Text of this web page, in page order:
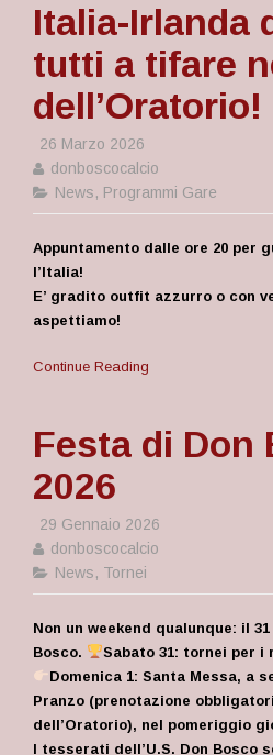
Italia-Irlanda
tutti a tifare
dell’Oratorio!
26 Marzo 2026
donboscocalcio
News, Programmi Gare
Appuntamento dalle ore 20 per
l’Italia!
E’ gradito outfit azzurro o con
aspettiamo!
Continue Reading
Festa di Don
2026
29 Gennaio 2026
donboscocalcio
News, Tornei
Non un weekend qualunque: il
Bosco.
Sabato 31: tornei per
Domenica 1: Santa Messa, a
Pranzo (prenotazione
dell’Oratorio), nel pomeriggio
I tesserati dell’U.S. Don Bosco